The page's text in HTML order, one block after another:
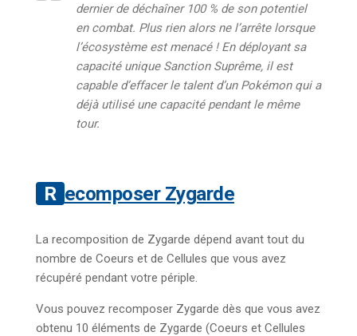
dernier de déchaîner 100 % de son potentiel
en combat. Plus rien alors ne l’arrête lorsque
l’écosystème est menacé ! En déployant sa
capacité unique Sanction Suprême, il est
capable d’effacer le talent d’un Pokémon qui a
déjà utilisé une capacité pendant le même
tour.
Recomposer Zygarde
La recomposition de Zygarde dépend avant tout du
nombre de Coeurs et de Cellules que vous avez
récupéré pendant votre périple.
Vous pouvez recomposer Zygarde dès que vous avez
obtenu 10 éléments de Zygarde (Coeurs et Cellules